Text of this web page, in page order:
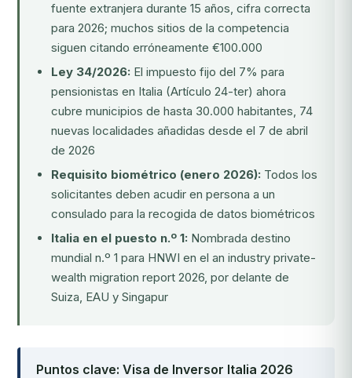
fuente extranjera durante 15 años, cifra correcta
para 2026; muchos sitios de la competencia
siguen citando erróneamente €100.000
Ley 34/2026: El impuesto fijo del 7% para
pensionistas en Italia (Artículo 24-ter) ahora
cubre municipios de hasta 30.000 habitantes, 74
nuevas localidades añadidas desde el 7 de abril
de 2026
Requisito biométrico (enero 2026): Todos los
solicitantes deben acudir en persona a un
consulado para la recogida de datos biométricos
Italia en el puesto n.º 1: Nombrada destino
mundial n.º 1 para HNWI en el an industry private-
wealth migration report 2026, por delante de
Suiza, EAU y Singapur
Puntos clave: Visa de Inversor Italia 2026